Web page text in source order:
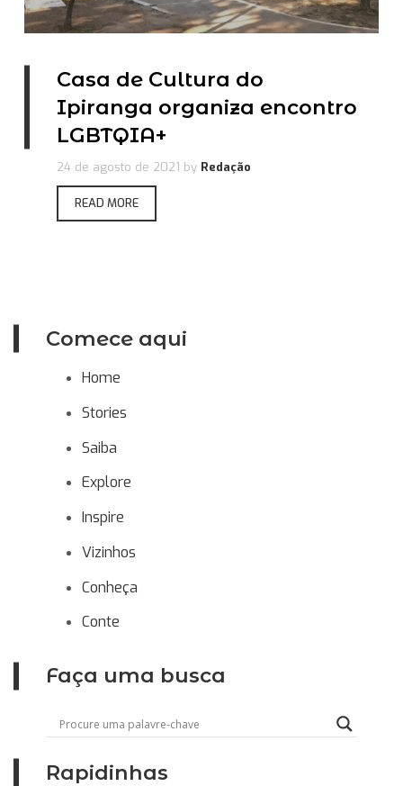
Comece aqui
Home
Stories
Saiba
Explore
Inspire
Vizinhos
Conheça
Conte
Faça uma busca
Rapidinhas
Casa de Cultura do
Ipiranga organiza encontro
LGBTQIA+
24 de agosto de 2021 by Redação
READ MORE